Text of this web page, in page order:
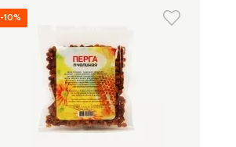
-10%